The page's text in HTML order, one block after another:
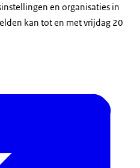
en organisaties in
kan tot en met vrijdag 20